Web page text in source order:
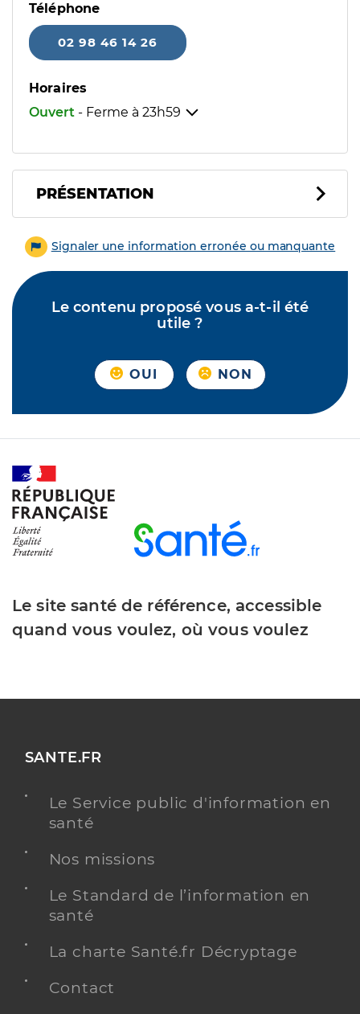
Téléphone
02 98 46 14 26
Horaires
Ouvert - Ferme à 23h59
PRÉSENTATION
Signaler une information erronée ou manquante
Le contenu proposé vous a-t-il été
utile ?
OUI NON
Le site santé de référence, accessible
quand vous voulez, où vous voulez
SANTE.FR
Le Service public d'information en
santé
Nos missions
Le Standard de l’information en
santé
La charte Santé.fr Décryptage
Contact